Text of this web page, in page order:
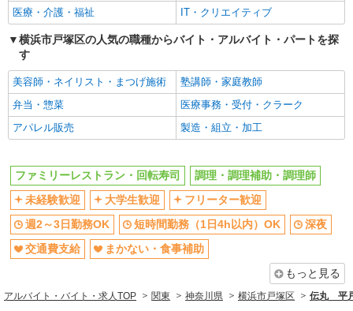
社員登用あり
高収入・高額
同じ職種から求人を探す
飲食・フード
調理・調理補助・調理師
同じ特徴から求人を探す
週2～3日勤務OK
短時間勤務（1日4h以内）OK
深夜
交通費支給
まかない・食事補助
社員登用あり
医療・介護・福祉
IT・クリエイティブ
横浜市戸塚区の人気の職種からバイト・アルバイト・パートを探
す
美容師・ネイリスト・まつげ施術
塾講師・家庭教師
弁当・惣菜
医療事務・受付・クラーク
アパレル販売
製造・組立・加工
ファミリーレストラン・回転寿司
調理・調理補助・調理師
未経験歓迎
大学生歓迎
フリーター歓迎
週2～3日勤務OK
短時間勤務（1日4h以内）OK
深夜
交通費支給
まかない・食事補助
もっと見る
アルバイト・バイト・求人TOP 関東 神奈川県 横浜市戸塚区 伝丸 平